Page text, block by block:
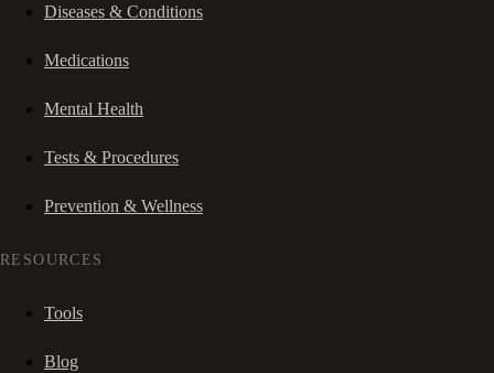
Diseases & Conditions
Medications
Mental Health
Tests & Procedures
Prevention & Wellness
RESOURCES
Tools
Blog